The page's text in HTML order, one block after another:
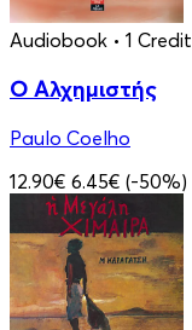
Audiobook • 1 Credit
Ο Αλχημιστής
Paulo Coelho
12.90€ 6.45€ (-50%)